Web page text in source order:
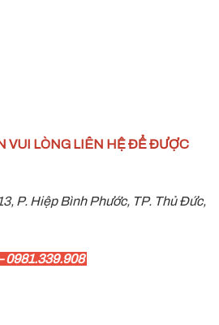
VUI LÒNG LIÊN HỆ ĐỂ ĐƯỢC
P. Hiệp Bình Phước, TP. Thủ Đức,
0981.339.908